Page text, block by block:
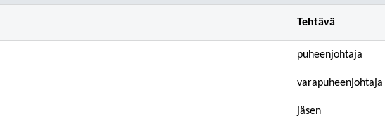
Tehtävä
puheenjohtaja
varapuheenjohtaja
jäsen